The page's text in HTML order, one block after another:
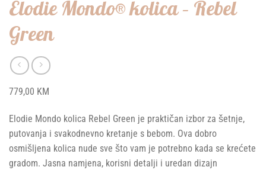
Elodie Mondo® kolica – Rebel
Green
779,00 KM
Elodie Mondo kolica Rebel Green je praktičan izbor za šetnje,
putovanja i svakodnevno kretanje s bebom. Ova dobro
osmišljena kolica nude sve što vam je potrebno kada se krećete
gradom. Jasna namjena, korisni detalji i uredan dizajn